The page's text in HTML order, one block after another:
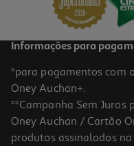
Informações para
*para pagamentos com
Oney Auchan+.
**Campanha Sem Juros
Oney Auchan / Cartão
produtos assinalados